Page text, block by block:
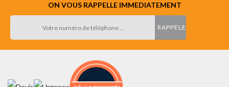
ON VOUS RAPPELLE IMMEDIATEMENT